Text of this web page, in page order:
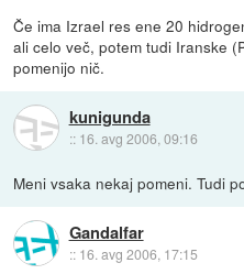
Če ima Izrael res ene 20
ali celo več, potem tudi Iranske
pomenijo nič.
kunigunda
:: 16. avg 2006, 09:16
Meni vsaka nekaj pomeni. Tudi
Gandalfar
:: 16. avg 2006, 17:15